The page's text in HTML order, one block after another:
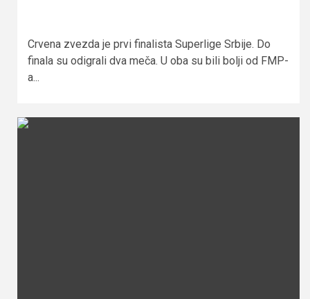
Crvena zvezda je prvi finalista Superlige Srbije. Do
finala su odigrali dva meča. U oba su bili bolji od FMP-
a...